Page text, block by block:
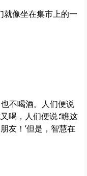
就像坐在集市上的一
不喝酒。人们便说
喝，人们便说∶‘瞧这
友！’但是，智慧在